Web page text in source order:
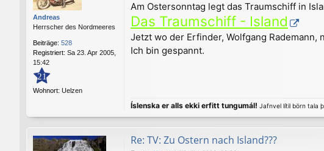
Andreas
Herrscher des Nordmeeres
Beiträge: 528
Registriert: Sa 23. Apr 2005,
15:42
21
Wohnort: Uelzen
i
t
r
a
g
Am Ostersonntag legt das Traumschiff in
Das Traumschiff - Island
Jetzt wo der Erfinder, Wolfgang
Ich bin gespannt.
Íslenska er alls ekki erfitt tungumál! Jafnvel lítil börn tala
Re: TV: Zu Ostern nach Island???